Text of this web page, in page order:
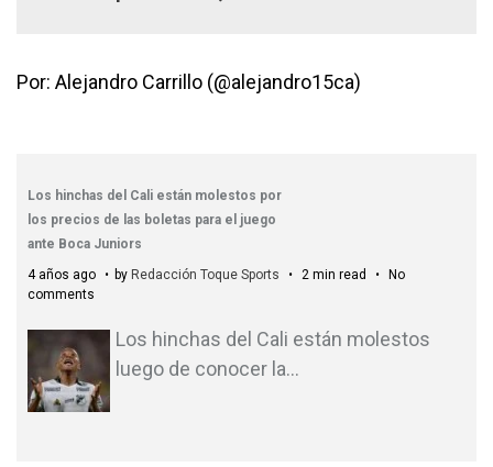
Por: Alejandro Carrillo (@alejandro15ca)
Los hinchas del Cali están molestos por
los precios de las boletas para el juego
ante Boca Juniors
4 años ago
by Redacción Toque Sports 2 min read
No
comments
Los hinchas del Cali están molestos
luego de conocer la…